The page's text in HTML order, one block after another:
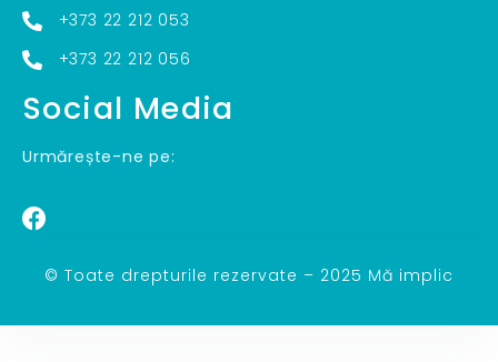
+373 22 212 053
+373 22 212 056
Social Media
Urmărește-ne pe:
© Toate drepturile rezervate – 2025 Mă implic